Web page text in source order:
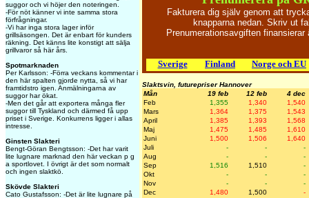
suggor och vi höjer den noteringen.
-För nöt känner vi inte samma stora
förfrågningar.
-Vi har inga stora lager inför
grillsäsongen. Det är enbart för kunders
räkning. Det känns lite konstigt att sälja
grillvaror så här års.
Spotmarknaden
Per Karlsson: -Förra veckans kommentar i
den här spalten gjorde nytta, så vi har
framtidstro igen. Anmälningarna av
suggor har ökat.
-Men det går att exportera många fler
suggor till Tyskland och därmed få upp
priset i Sverige. Konkurrens ligger i allas
intresse.
Ginsten Slakteri
Bengt-Göran Bengtsson: -Det har varit
lite lugnare marknad den här veckan p g
a sportlovet. I övrigt är det som normalt
och ingen slaktkö.
Skövde Slakteri
Cato Gustafsson: -Det är lite lugnare på
Fakturera dig själv genom att
knapparna nedan. Skriv ut
Prenumerationsavgiften finansierar
Sverige Finland Norge och EU
Slaktsvin, futurepriser Hannover
Mån
19 feb 12 feb
4 dec
Feb
1,355 1,340
1,540
Mars
1,364 1,375
1,543
April
1,385 1,393
1,568
Maj
1,475 1,485
1,610
Juni
1,500 1,506
1,640
Juli
- -
-
Aug
- -
-
Sep
1,516 1,510
-
Okt
- -
-
Nov
- -
-
Dec
1,480 1,500
-